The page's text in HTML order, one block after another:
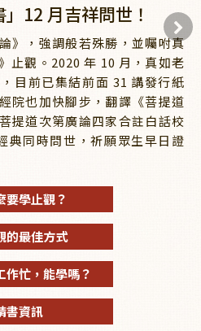
12 月吉祥問世！
》，強調般若殊勝，並囑咐真
止觀。2020 年 10 月，真如老
目前已集結前面 31 講發行紙
院也加快腳步，翻譯《菩提道
提道次第廣論四家合註白話校
典同時問世，祈願眾生早日證
要學止觀？
的最佳方式
作忙，能學嗎？
書資訊